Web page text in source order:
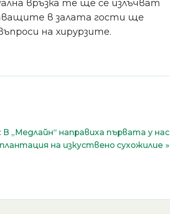
връзка те ще се излъчват
в залата гости ще
на хирурзите.
клиники и събития в града ни.
В „Медлайн“ направиха първата у нас
на изкуствено сухожилие